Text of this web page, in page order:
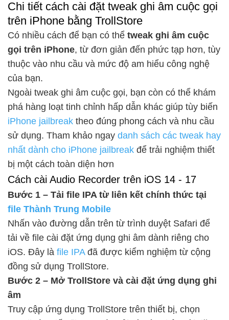
Chi tiết cách cài đặt tweak ghi âm cuộc gọi
trên iPhone bằng TrollStore
Có nhiều cách để bạn có thể tweak ghi âm cuộc
gọi trên iPhone, từ đơn giản đến phức tạp hơn, tùy
thuộc vào nhu cầu và mức độ am hiểu công nghệ
của bạn.
Ngoài tweak ghi âm cuộc gọi, bạn còn có thể khám
phá hàng loạt tinh chỉnh hấp dẫn khác giúp tùy biến
iPhone jailbreak theo đúng phong cách và nhu cầu
sử dụng. Tham khảo ngay danh sách các tweak hay
nhất dành cho iPhone jailbreak để trải nghiệm thiết
bị một cách toàn diện hơn
Cách cài Audio Recorder trên iOS 14 - 17
Bước 1 – Tải file IPA từ liên kết chính thức tại
file Thành Trung Mobile
Nhấn vào đường dẫn trên từ trình duyệt Safari để
tải về file cài đặt ứng dụng ghi âm dành riêng cho
iOS. Đây là file IPAđã được kiểm nghiệm từ cộng
đồng sử dụng TrollStore.
Bước 2 – Mở TrollStore và cài đặt ứng dụng ghi
âm
Truy cập ứng dụng TrollStore trên thiết bị, chọn